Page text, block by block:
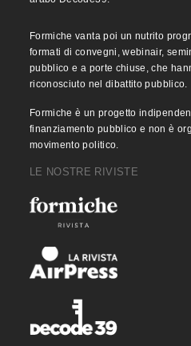
Formiche vanta poi un nutrito
formati di convegni, webinair,
pubblico e a porte chiuse, che
riconosciuto nel dibattito pubblico.
Formiche è un progetto
finanziamento pubblico e non è
movimento politico.
LE NOSTRE RIVISTE